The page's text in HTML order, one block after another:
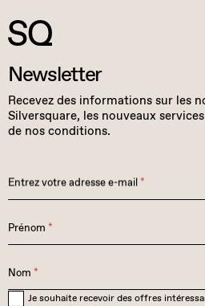
Newsletter
Recevez des informations sur les
Silversquare, les nouveaux
de nos conditions.
Entrez votre adresse e-mail*
Prénom *
Nom *
Je souhaite recevoir des offres